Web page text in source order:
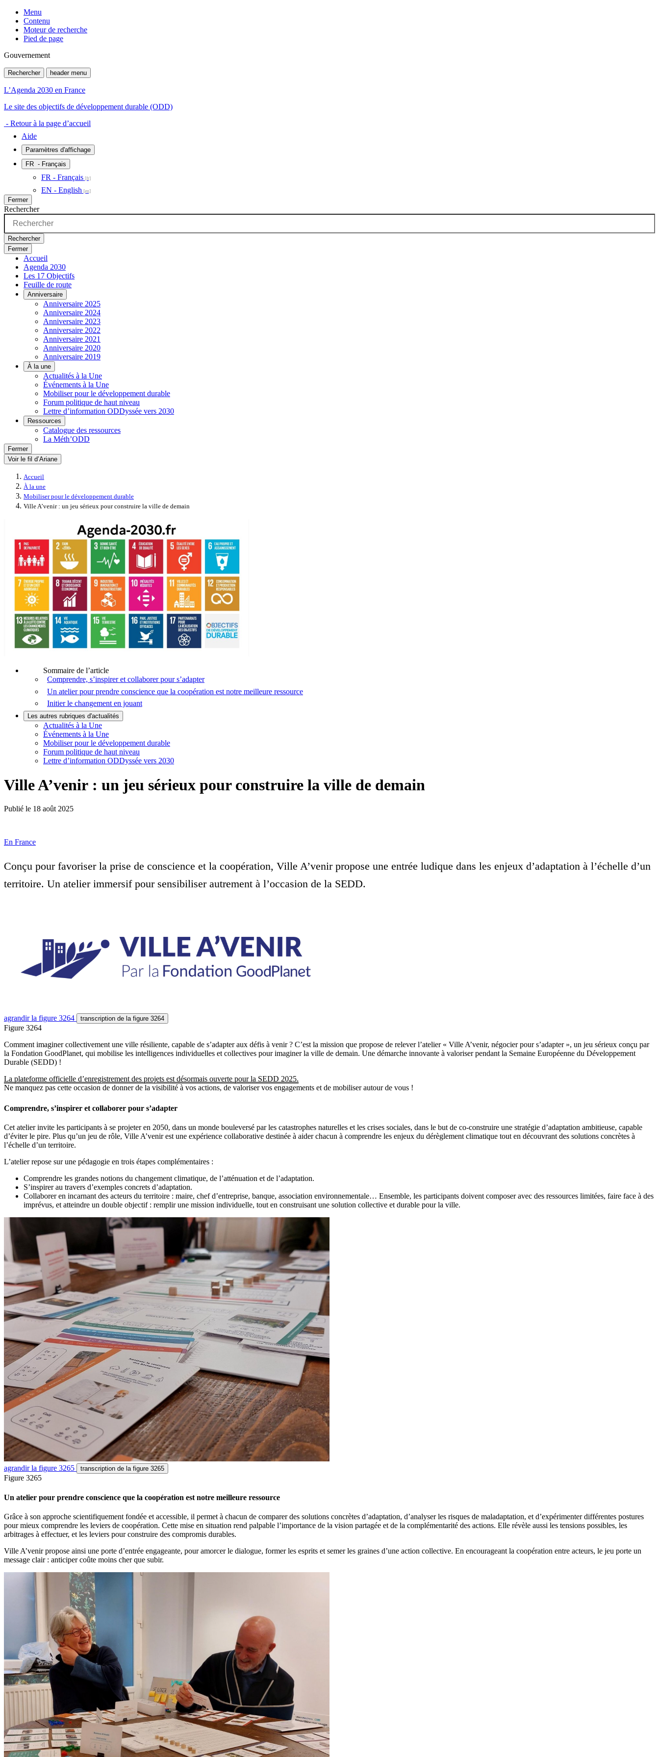
Menu
Contenu
Moteur de recherche
Pied de page
Gouvernement
Rechercher header menu
L’Agenda 2030 en France
Le site des objectifs de développement durable (ODD)
- Retour à la page d’accueil
Aide
Paramètres d'affichage
FR - Français
FR - Français
EN - English
Fermer
Rechercher
Rechercher
Fermer
Accueil
Agenda 2030
Les 17 Objectifs
Feuille de route
Anniversaire
Anniversaire 2025
Anniversaire 2024
Anniversaire 2023
Anniversaire 2022
Anniversaire 2021
Anniversaire 2020
Anniversaire 2019
À la une
Actualités à la Une
Événements à la Une
Mobiliser pour le développement durable
Forum politique de haut niveau
Lettre d’information ODDyssée vers 2030
Ressources
Catalogue des ressources
La Méth’ODD
Fermer
Voir le fil d’Ariane
Accueil
À la une
Mobiliser pour le développement durable
Ville A’venir : un jeu sérieux pour construire la ville de demain
Sommaire de l’article
Comprendre, s’inspirer et collaborer pour s’adapter
Un atelier pour prendre conscience que la coopération est notre meilleure ressource
Initier le changement en jouant
Les autres rubriques d'actualités
Actualités à la Une
Événements à la Une
Mobiliser pour le développement durable
Forum politique de haut niveau
Lettre d’information ODDyssée vers 2030
Ville A’venir : un jeu sérieux pour construire la ville de demain
Publié le 18 août 2025
En France
Conçu pour favoriser la prise de conscience et la coopération, Ville A’venir propose une entrée ludique dans les enjeux d’adaptation à l’échelle d’un
territoire. Un atelier immersif pour sensibiliser autrement à l’occasion de la SEDD.
agrandirla figure 3264 transcription de la figure 3264
Figure 3264
Comment imaginer collectivement une ville résiliente, capable de s’adapter aux défis à venir ? C’est la mission que propose de relever l’atelier « Ville A’venir, négocier pour s’adapter », un jeu sérieux conçu par
la Fondation GoodPlanet, qui mobilise les intelligences individuelles et collectives pour imaginer la ville de demain. Une démarche innovante à valoriser pendant la Semaine Européenne du Développement
Durable (SEDD) !
La plateforme officielle d’enregistrement des projets est désormais ouverte pour la SEDD 2025.
Ne manquez pas cette occasion de donner de la visibilité à vos actions, de valoriser vos engagements et de mobiliser autour de vous !
Comprendre, s’inspirer et collaborer pour s’adapter
Cet atelier invite les participants à se projeter en 2050, dans un monde bouleversé par les catastrophes naturelles et les crises sociales, dans le but de co-construire une stratégie d’adaptation ambitieuse, capable
d’éviter le pire. Plus qu’un jeu de rôle, Ville A’venir est une expérience collaborative destinée à aider chacun à comprendre les enjeux du dérèglement climatique tout en découvrant des solutions concrètes à
l’échelle d’un territoire.
L’atelier repose sur une pédagogie en trois étapes complémentaires :
Comprendre les grandes notions du changement climatique, de l’atténuation et de l’adaptation.
S’inspirer au travers d’exemples concrets d’adaptation.
Collaborer en incarnant des acteurs du territoire : maire, chef d’entreprise, banque, association environnementale… Ensemble, les participants doivent composer avec des ressources limitées, faire face à des
imprévus, et atteindre un double objectif : remplir une mission individuelle, tout en construisant une solution collective et durable pour la ville.
agrandirla figure 3265 transcription de la figure 3265
Figure 3265
Un atelier pour prendre conscience que la coopération est notre meilleure ressource
Grâce à son approche scientifiquement fondée et accessible, il permet à chacun de comparer des solutions concrètes d’adaptation, d’analyser les risques de maladaptation, et d’expérimenter différentes postures
pour mieux comprendre les leviers de coopération. Cette mise en situation rend palpable l’importance de la vision partagée et de la complémentarité des actions. Elle révèle aussi les tensions possibles, les
arbitrages à effectuer, et les leviers pour construire des compromis durables.
Ville A’venir propose ainsi une porte d’entrée engageante, pour amorcer le dialogue, former les esprits et semer les graines d’une action collective. En encourageant la coopération entre acteurs, le jeu porte un
message clair : anticiper coûte moins cher que subir.